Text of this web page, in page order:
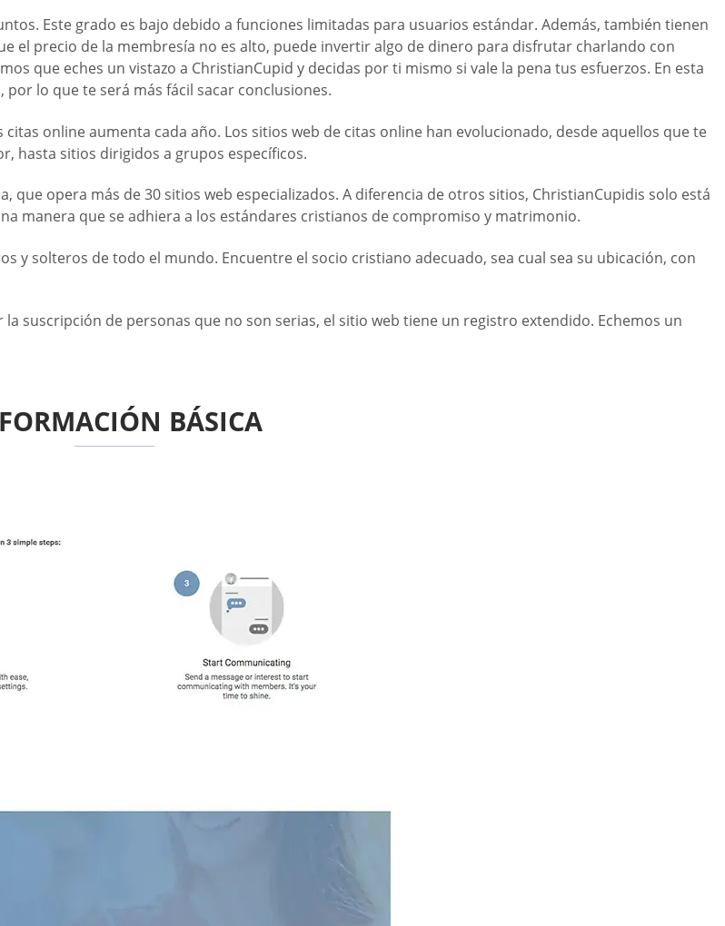
Este grado es bajo debido a funciones limitadas para usuarios estándar. Además, también tienen
el precio de la membresía no es alto, puede invertir algo de dinero para disfrutar charlando con
que eches un vistazo a ChristianCupid y decidas por ti mismo si vale la pena tus esfuerzos. En esta
lo que te será más fácil sacar conclusiones.
online aumenta cada año. Los sitios web de citas online han evolucionado, desde aquellos que te
hasta sitios dirigidos a grupos específicos.
opera más de 30 sitios web especializados. A diferencia de otros sitios, ChristianCupidis solo está
manera que se adhiera a los estándares cristianos de compromiso y matrimonio.
y solteros de todo el mundo. Encuentre el socio cristiano adecuado, sea cual sea su ubicación, con
suscripción de personas que no son serias, el sitio web tiene un registro extendido. Echemos un
BÁSICA